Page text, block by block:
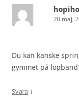
20 maj,
Du kan kanske
gymmet på
Svara ↓